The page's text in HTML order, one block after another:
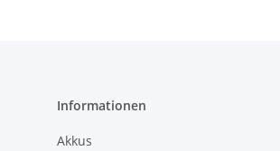
Informationen
Akkus